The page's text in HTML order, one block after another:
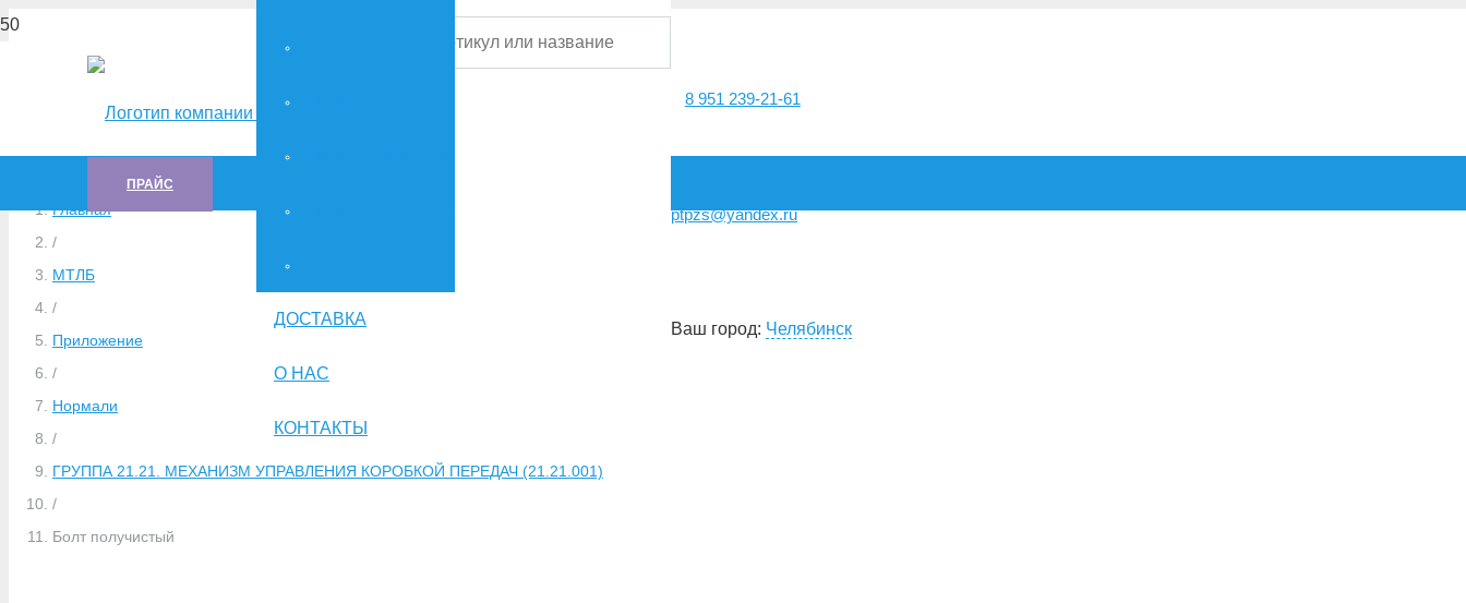
8 951 239-21-61
ptpzs@yandex.ru
Ваш город: Челябинск
ПРАЙС
ДОСТАВКА
О НАС
КОНТАКТЫ
Главная
/
МТЛБ
/
Приложение
/
Нормали
/
ГРУППА 21.21. МЕХАНИЗМ УПРАВЛЕНИЯ КОРОБКОЙ ПЕРЕДАЧ (21.21.001)
/
Болт получистый